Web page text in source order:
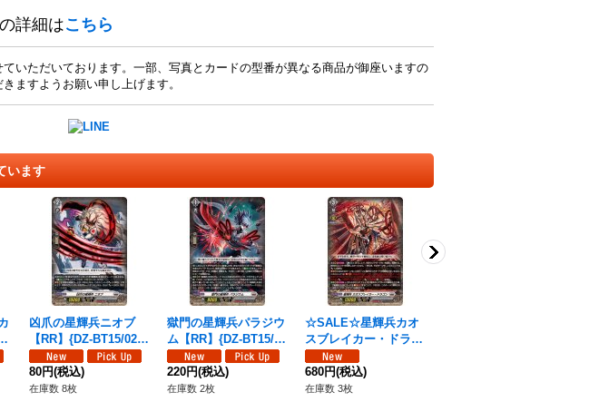
詳細はこちら
いただいております。一部、写真とカードの型番が異なる商品が御座いますの
ますようお願い申し上げます。
います
凶爪の星輝兵ニオブ
【RR】{DZ-BT15/028}
《ブラントゲート》
80円(税込)
在庫数 8枚
獄門の星輝兵パラジウ
ム【RR】{DZ-BT15/02
9}《ブラントゲート》
220円(税込)
在庫数 2枚
☆SALE☆星輝兵カオ
スブレイカー・ドラゴ
ン【RRR】{DZ-BT15/
010}《ブラントゲー
ト》
680円(税込)
在庫数 3枚